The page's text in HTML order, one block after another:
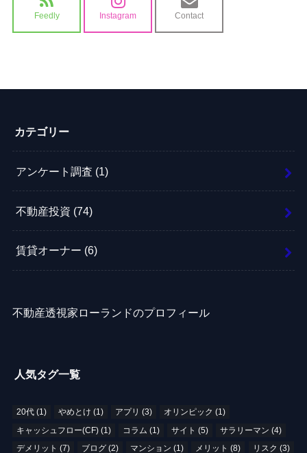
Feedly Instagram Contact
カテゴリー
アンケート調査 (1)
不動産投資 (74)
賃貸オーナー (6)
不動産透視家ローランドのプロフィール
人気タグ一覧
20代(1) やめとけ (1) アプリ (3) オリンピック (1)
キャッシュフロー(CF)(1) コラム (1) サイト (5) サラリーマン (4)
デメリット (7) ブログ (2) マンション (1) メリット (8) リスク (3)